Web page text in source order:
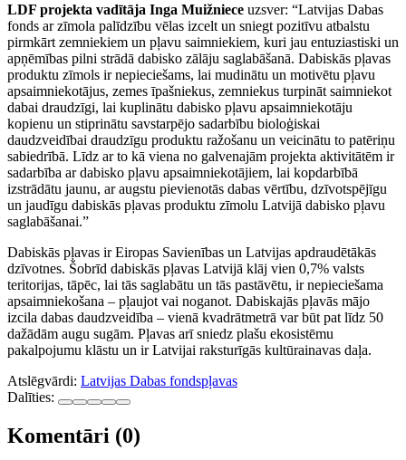
LDF projekta vadītāja Inga Muižniece uzsver: “Latvijas Dabas
fonds ar zīmola palīdzību vēlas izcelt un sniegt pozitīvu atbalstu
pirmkārt zemniekiem un pļavu saimniekiem, kuri jau entuziastiski un
apņēmības pilni strādā dabisko zālāju saglabāšanā. Dabiskās pļavas
produktu zīmols ir nepieciešams, lai mudinātu un motivētu pļavu
apsaimniekotājus, zemes īpašniekus, zemniekus turpināt saimniekot
dabai draudzīgi, lai kuplinātu dabisko pļavu apsaimniekotāju
kopienu un stiprinātu savstarpējo sadarbību bioloģiskai
daudzveidībai draudzīgu produktu ražošanu un veicinātu to patēriņu
sabiedrībā. Līdz ar to kā viena no galvenajām projekta aktivitātēm ir
sadarbība ar dabisko pļavu apsaimniekotājiem, lai kopdarbībā
izstrādātu jaunu, ar augstu pievienotās dabas vērtību, dzīvotspējīgu
un jaudīgu dabiskās pļavas produktu zīmolu Latvijā dabisko pļavu
saglabāšanai.”
Dabiskās pļavas ir Eiropas Savienības un Latvijas apdraudētākās
dzīvotnes. Šobrīd dabiskās pļavas Latvijā klāj vien 0,7% valsts
teritorijas, tāpēc, lai tās saglabātu un tās pastāvētu, ir nepieciešama
apsaimniekošana – pļaujot vai noganot. Dabiskajās pļavās mājo
izcila dabas daudzveidība – vienā kvadrātmetrā var būt pat līdz 50
dažādām augu sugām. Pļavas arī sniedz plašu ekosistēmu
pakalpojumu klāstu un ir Latvijai raksturīgās kultūrainavas daļa.
Atslēgvārdi: Latvijas Dabas fondspļavas
Dalīties:
Komentāri (0)